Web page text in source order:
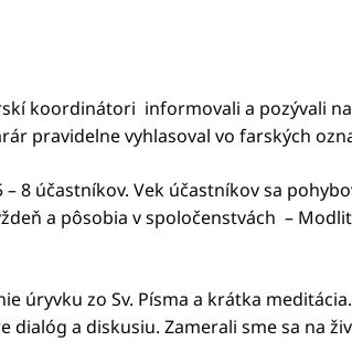
koordinátori informovali a pozývali
pravidelne vyhlasoval vo farských
účastníkov. Vek účastníkov sa
a pôsobia v spoločenstvách –
úryvku zo Sv. Písma a krátka
a diskusiu. Zamerali sme sa na